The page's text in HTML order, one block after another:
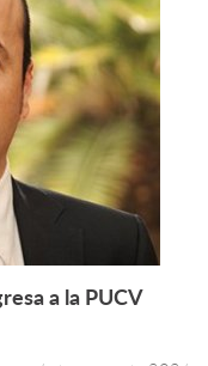
Leer más +
a la PUCV